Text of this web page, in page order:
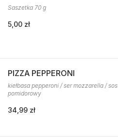
Saszetka 70 g
5,00 zł
PIZZA PEPPERONI
kiełbasa pepperoni / ser mozzarella / sos
pomidorowy
34,99 zł